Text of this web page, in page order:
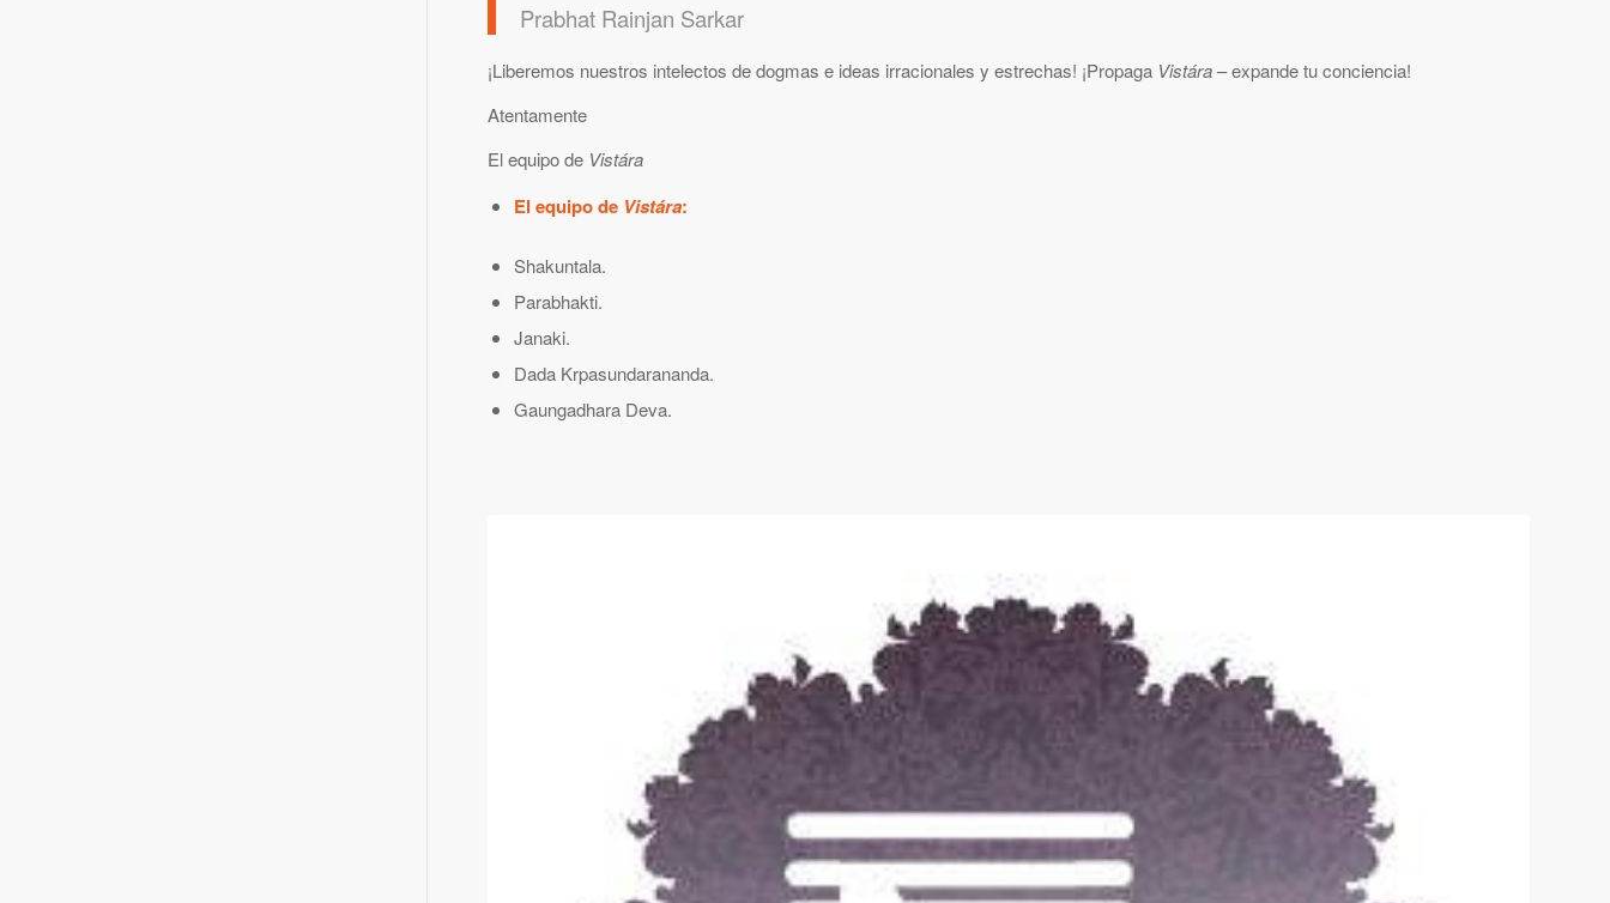
Prabhat Rainjan Sarkar
¡Liberemos nuestros intelectos de dogmas e ideas irracionales y estrechas! ¡Propaga Vistára– expande tu conciencia!
Atentamente
El equipo de Vistára
El equipo de Vistára:
Shakuntala.
Parabhakti.
Janaki.
Dada Krpasundarananda.
Gaungadhara Deva.